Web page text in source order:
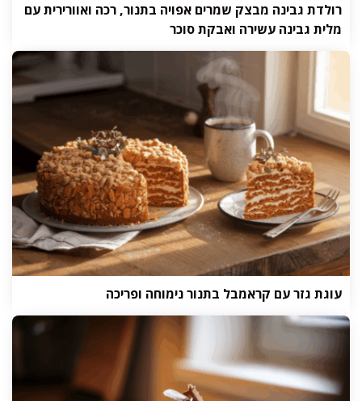
רולדת גבינה מבצק שמרים אפויה בתנור, רכה ואוורירית עם
מלית גבינה עשירה ואבקת סוכר
עוגת גזר עם קראמבל בתנור נימוחה ופריכה